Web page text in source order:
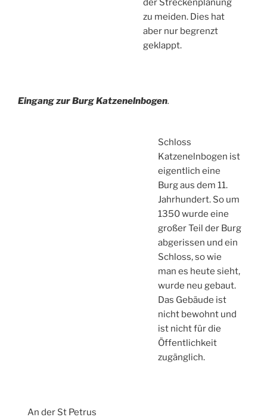
der Streckenplanung
zu meiden. Dies hat
aber nur begrenzt
geklappt.
Eingang zur Burg Katzenelnbogen.
Schloss
Katzenelnbogen ist
eigentlich eine
Burg aus dem 11.
Jahrhundert. So um
1350 wurde eine
großer Teil der Burg
abgerissen und ein
Schloss, so wie
man es heute sieht,
wurde neu gebaut.
Das Gebäude ist
nicht bewohnt und
ist nicht für die
Öffentlichkeit
zugänglich.
An der St Petrus